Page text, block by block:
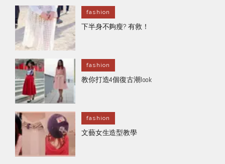
fashion
下半身不夠瘦? 有救！
fashion
教你打造4個復古潮look
fashion
文藝女生造型教學